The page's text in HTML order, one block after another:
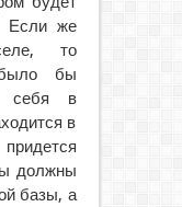
Если же
то
было бы
себя в
в
должны
базы, а